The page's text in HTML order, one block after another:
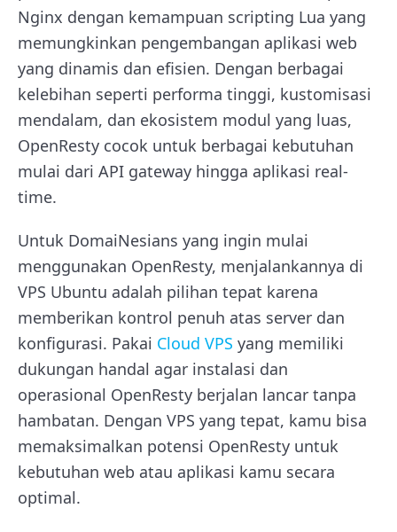
Nginx dengan kemampuan scripting Lua yang
memungkinkan pengembangan aplikasi web
yang dinamis dan efisien. Dengan berbagai
kelebihan seperti performa tinggi, kustomisasi
mendalam, dan ekosistem modul yang luas,
OpenResty cocok untuk berbagai kebutuhan
mulai dari API gateway hingga aplikasi real-
time.
Untuk DomaiNesians yang ingin mulai
menggunakan OpenResty, menjalankannya di
VPS Ubuntu adalah pilihan tepat karena
memberikan kontrol penuh atas server dan
konfigurasi. Pakai Cloud VPS yang memiliki
dukungan handal agar instalasi dan
operasional OpenResty berjalan lancar tanpa
hambatan. Dengan VPS yang tepat, kamu bisa
memaksimalkan potensi OpenResty untuk
kebutuhan web atau aplikasi kamu secara
optimal.